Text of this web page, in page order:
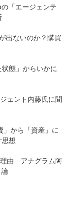
「エージェンテ
出ないのか？購買
態」からいかに
ェント内藤氏に聞
から「資産」に
想
理由 アナグラム阿